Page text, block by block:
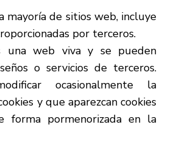
mayoría de sitios web, incluye
por terceros.
una web viva y se pueden
o servicios de terceros.
ocasionalmente la
y que aparezcan cookies
forma pormenorizada en la